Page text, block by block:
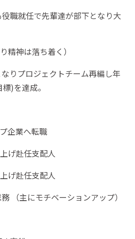
職就任で先輩達が部下となり大
精神は落ち着く）
りプロジェクトチーム再編し年
)を達成。
企業へ転職
げ赴任支配人
げ赴任支配人
（主にモチベーションアップ）